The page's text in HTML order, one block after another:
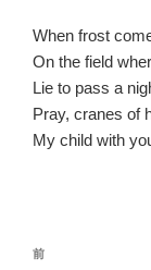
When frost
On the field
Lie to pass a
Pray, cranes of
My child with
投
前
前